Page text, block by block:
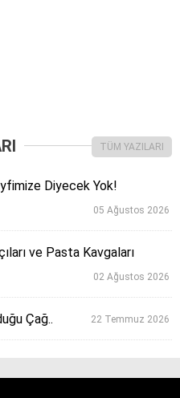
TÜM YAZILARI
Diyecek Yok!
05 Ağustos 2026
ve Pasta Kavgaları
02 Ağustos 2026
Çağ.. 22 Temmuz 2026